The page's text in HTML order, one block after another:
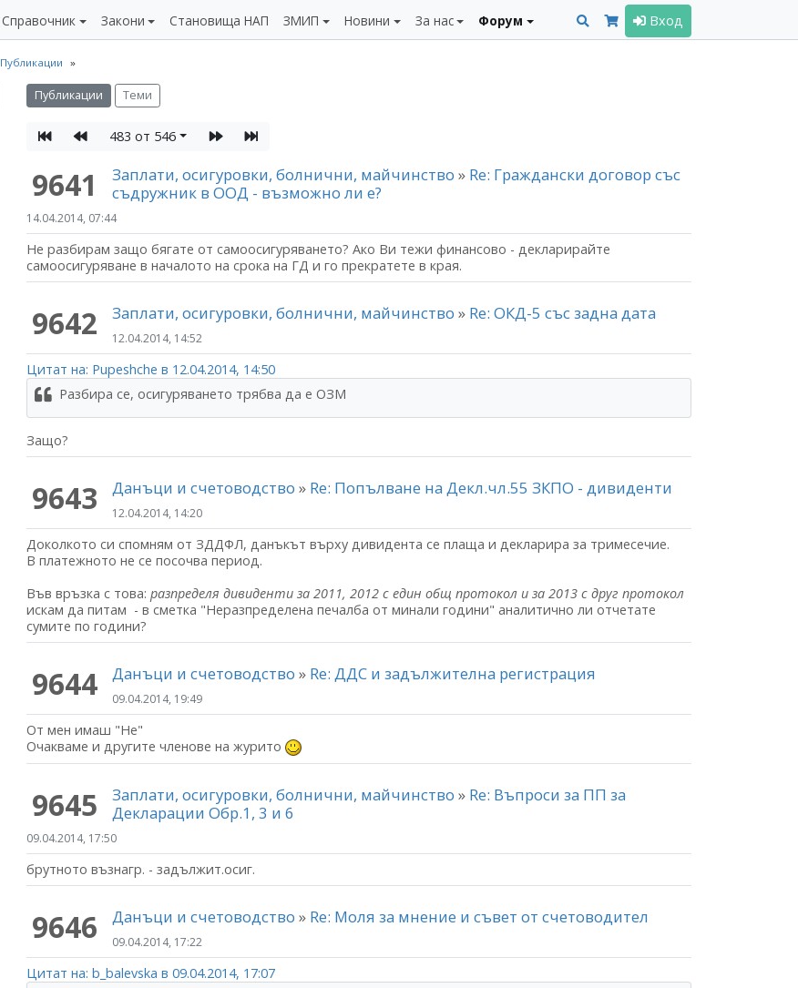
Справочник Закони Становища НАП ЗМИП Новини За нас Форум Вход
Публикации
Публикации Теми
483 от 546
9641 Заплати, осигуровки, болнични, майчинство» Re: Граждански договор със
съдружник в ООД - възможно ли е?
14.04.2014, 07:44
Не разбирам защо бягате от самоосигуряването? Ако Ви тежи финансово - декларирайте
самоосигуряване в началото на срока на ГД и го прекратете в края.
9642 Заплати, осигуровки, болнични, майчинство» Re: ОКД-5 със задна дата
12.04.2014, 14:52
Цитат на: Pupeshche в 12.04.2014, 14:50
Разбира се, осигуряването трябва да е ОЗМ
Защо?
9643 Данъци и счетоводство » Re: Попълване на Декл.чл.55 ЗКПО - дивиденти
12.04.2014, 14:20
Доколкото си спомням от ЗДДФЛ, данъкът върху дивидента се плаща и декларира за тримесечие.
В платежното не се посочва период.
Във връзка с това: разпределя дивиденти за 2011, 2012 с един общ протокол и за 2013 с друг протокол
искам да питам - в сметка "Неразпределена печалба от минали години" аналитично ли отчетате
сумите по години?
9644 Данъци и счетоводство » Re: ДДС и задължителна регистрация
09.04.2014, 19:49
От мен имаш "Не"
Очакваме и другите членове на журито
9645 Заплати, осигуровки, болнични, майчинство» Re: Въпроси за ПП за
Декларации Обр.1, 3 и 6
09.04.2014, 17:50
брутното възнагр. - задължит.осиг.
9646 Данъци и счетоводство » Re: Моля за мнение и съвет от счетоводител
09.04.2014, 17:22
Цитат на: b_balevska в 09.04.2014, 17:07